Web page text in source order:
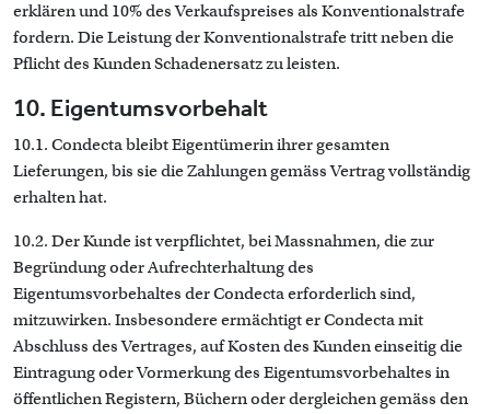
erklären und 10% des Verkaufspreises als Konventionalstrafe
fordern. Die Leistung der Konventionalstrafe tritt neben die
Pflicht des Kunden Schadenersatz zu leisten.
10. Eigentumsvorbehalt
10.1. Condecta bleibt Eigentümerin ihrer gesamten
Lieferungen, bis sie die Zahlungen gemäss Vertrag vollständig
erhalten hat.
10.2. Der Kunde ist verpflichtet, bei Massnahmen, die zur
Begründung oder Aufrechterhaltung des
Eigentumsvorbehaltes der Condecta erforderlich sind,
mitzuwirken. Insbesondere ermächtigt er Condecta mit
Abschluss des Vertrages, auf Kosten des Kunden einseitig die
Eintragung oder Vormerkung des Eigentumsvorbehaltes in
öffentlichen Registern, Büchern oder dergleichen gemäss den